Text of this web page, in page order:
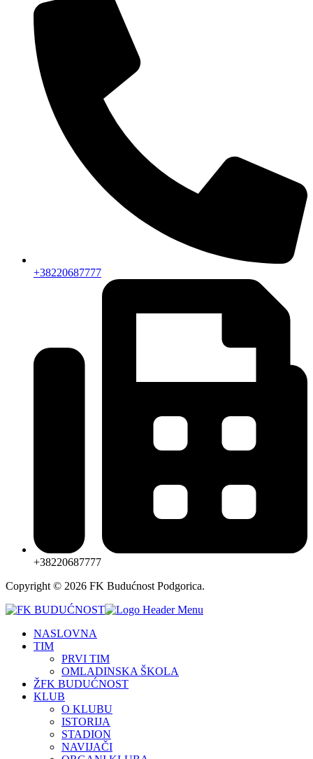
+38220687777
+38220687777
Copyright © 2026 FK Budućnost Podgorica.
NASLOVNA
TIM
PRVI TIM
OMLADINSKA ŠKOLA
ŽFK BUDUĆNOST
KLUB
O KLUBU
ISTORIJA
STADION
NAVIJAČI